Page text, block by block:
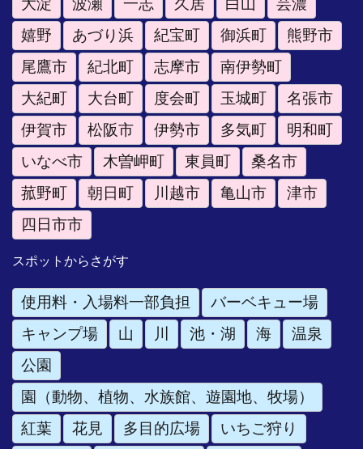
大淀
波瀬 一志 久居 白山
芸濃
嬉野
あづり浜 紀宝町 御浜町
熊野市
尾鷹市
紀北町 志摩市
南伊勢町
大紀町
大台町 度会町 玉城町
名張市
伊賀市
松阪市 伊勢市 多気町
明和町
いなべ市
木曽岬町 東員町
桑名市
菰野町
朝日町 川越市 亀山市
津市
四日市市
スポットからさがす
使用料・入場料一部負担
バーベキュー場
キャンプ場
山 川 池・湖 海
温泉
公園
園（動物、植物、水族館、遊園地、牧場）
紅葉
花見 多目的広場 いちご狩り